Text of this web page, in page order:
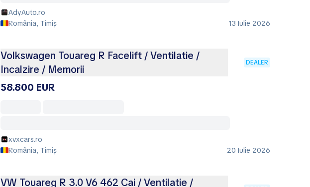
AdyAuto.ro
România, Timiș
13 Iulie 2026
Volkswagen Touareg R Facelift / Ventilatie /
Incalzire / Memorii
DEALER
58.800 EUR
xvxcars.ro
România, Timiș
20 Iulie 2026
VW Touareg R 3.0 V6 462 Cai / Ventilatie /